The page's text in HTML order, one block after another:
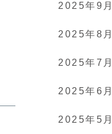
2025年9月
2025年8月
2025年7月
2025年6月
2025年5月